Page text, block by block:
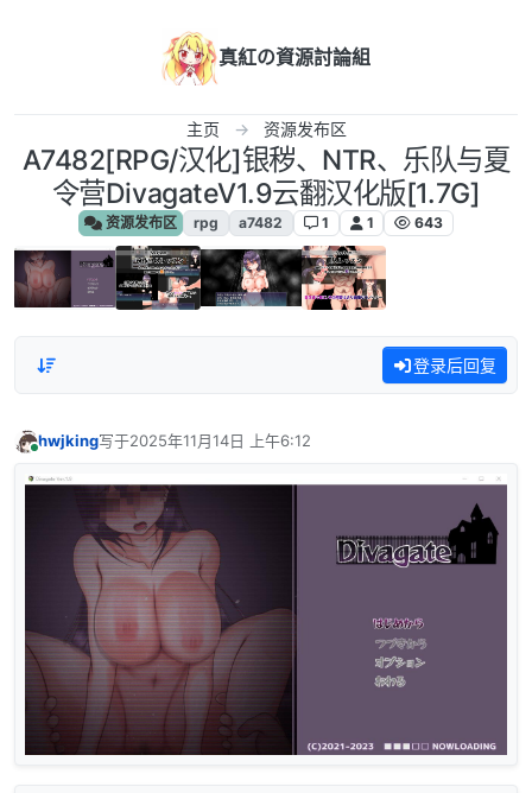
真紅の資源討論組
主页 资源发布区
A7482[RPG/汉化]银秽、NTR、乐队与夏
令营DivagateV1.9云翻汉化版[1.7G]
资源发布区 rpg a7482 1 1 643
登录后回复
hwjking写于2025年11月14日 上午6:12
最后由 编辑